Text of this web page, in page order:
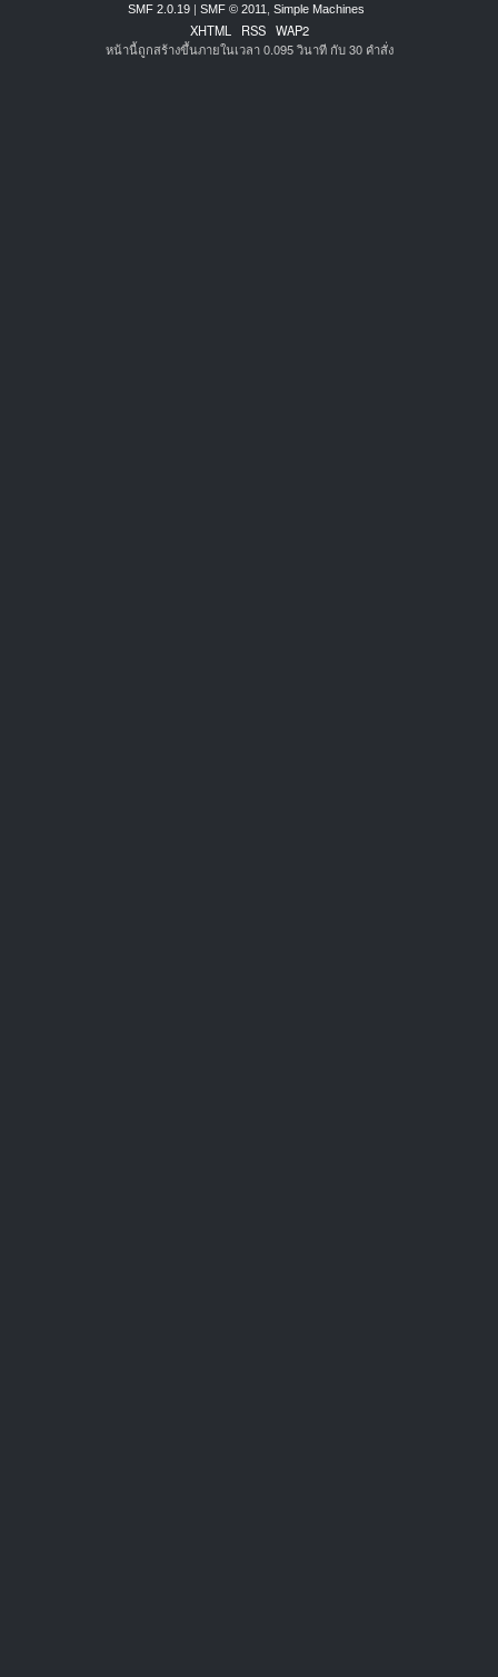
SMF 2.0.19 | SMF © 2011 Simple Machines
XHTML RSS WAP2
หน้านี้ถูกสร้างขึ้นภายในเวลา 0.095 วินาที กับ 30 คำสั่ง